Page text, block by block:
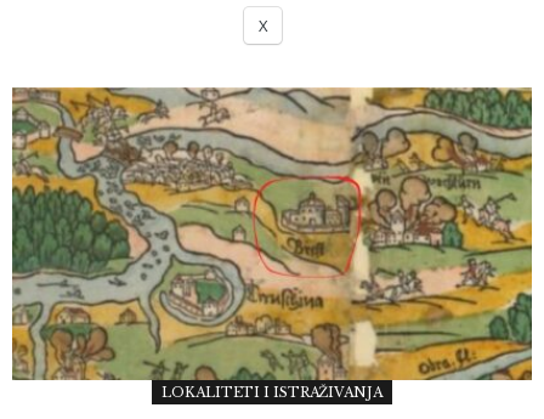
X
LOKALITETI I ISTRAŽIVANJA